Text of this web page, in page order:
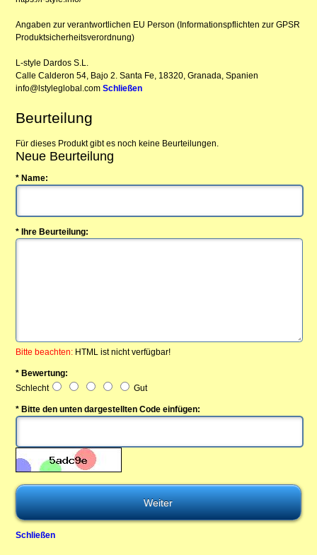
Angaben zur verantwortlichen EU Person (Informationspflichten zur GPSR
Produktsicherheitsverordnung)
L-style Dardos S.L.
Calle Calderon 54, Bajo 2. Santa Fe, 18320, Granada, Spanien
info@lstyleglobal.comSchließen
Beurteilung
Für dieses Produkt gibt es noch keine Beurteilungen.
Neue Beurteilung
* Name:
* Ihre Beurteilung:
Bitte beachten: HTML ist nicht verfügbar!
* Bewertung:
Schlecht
Gut
* Bitte den unten dargestellten Code einfügen:
Schließen